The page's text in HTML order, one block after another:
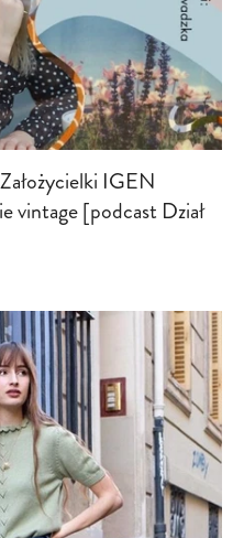
IGEN
vintage [podcast Dział